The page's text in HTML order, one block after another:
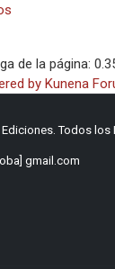
de la página:
by Kunena
Todos los
gmail.com